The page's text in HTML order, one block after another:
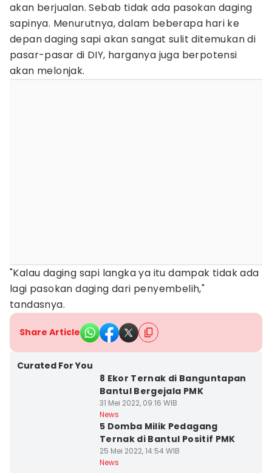
akan berjualan. Sebab tidak ada pasokan daging
sapinya. Menurutnya, dalam beberapa hari ke
depan daging sapi akan sangat sulit ditemukan di
pasar-pasar di DIY, harganya juga berpotensi
akan melonjak.
"Kalau daging sapi langka ya itu dampak tidak ada
lagi pasokan daging dari penyembelih,"
tandasnya.‎
Share Article
Curated For You
8 Ekor Ternak di Banguntapan
Bantul Bergejala PMK
31 Mei 2022, 09:16 WIB
News
5 Domba Milik Pedagang
Ternak di Bantul Positif PMK
25 Mei 2022, 14:54 WIB
News